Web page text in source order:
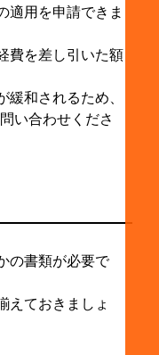
適用を申請できま
費を差し引いた額
緩和されるため、
い合わせくださ
の書類が必要で
えておきましょ